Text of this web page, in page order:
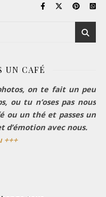
UN CAFÉ
on te fait un peu
ou tu n’oses pas nous
ou un thé et passes un
avec nous.
+++